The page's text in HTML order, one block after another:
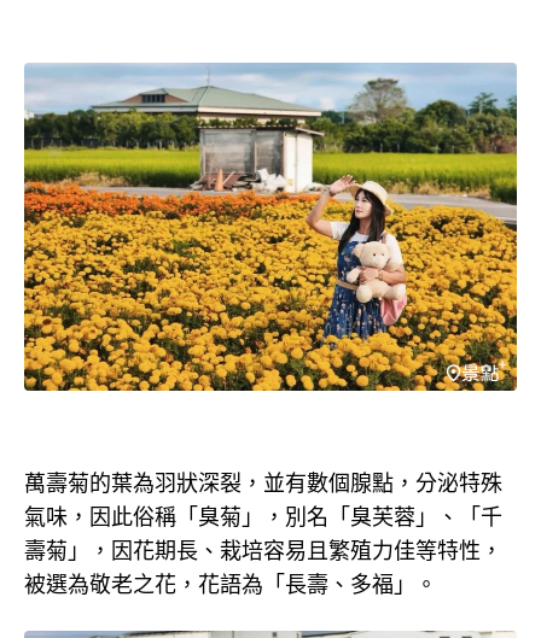
萬壽菊的葉為羽狀深裂，並有數個腺點，分泌特殊
氣味，因此俗稱「臭菊」，別名「臭芙蓉」、「千
壽菊」，因花期長、栽培容易且繁殖力佳等特性，
被選為敬老之花，花語為「長壽、多福」。